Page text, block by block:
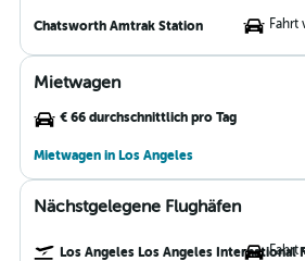
Chatsworth Amtrak Station Fahrt
Mietwagen
€ 66 durchschnittlich pro Tag
Mietwagen in Los Angeles
Nächstgelegene Flughäfen
Los Angeles Los Angeles International
Fahrt